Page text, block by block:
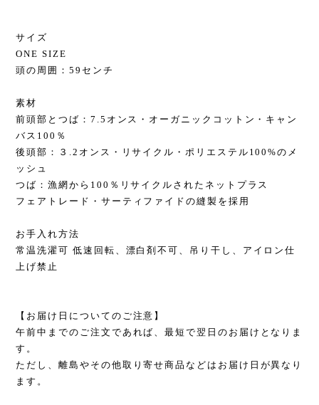
サイズ
ONE SIZE
頭の周囲：59センチ
素材
前頭部とつば：7.5オンス・オーガニックコットン・キャン
バス100％
後頭部：３.2オンス・リサイクル・ポリエステル100%のメ
ッシュ
つば：漁網から100％リサイクルされたネットプラス
フェアトレード・サーティファイドの縫製を採用
お手入れ方法
常温洗濯可 低速回転、漂白剤不可、吊り干し、アイロン仕
上げ禁止
【お届け日についてのご注意】
午前中までのご注文であれば、最短で翌日のお届けとなりま
す。
ただし、離島やその他取り寄せ商品などはお届け日が異なり
ます。